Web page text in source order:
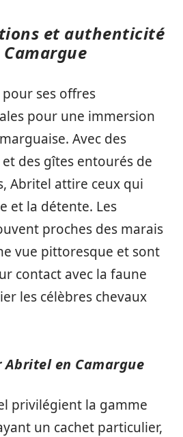
et authenticité
ses offres
pour une immersion
Avec des
des gîtes entourés de
Abritel attire ceux qui
et la détente. Les
proches des marais
vue pittoresque et sont
contact avec la faune
les célèbres chevaux
en Camargue
privilégient la gamme
un cachet particulier,